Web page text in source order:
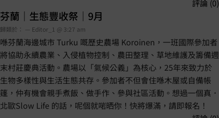
評論 (0)
芬蘭｜生態豐收祭｜9月
歸類於： — Editor_1 @ 3:27 am
喺芬蘭海邊城市 Turku 嘅歷史農場 Koroinen，一班國際參加者
將協助永續農業、入侵植物控制、農田整理、草地維護及籌備週
末村莊慶典活動。農場以「氣候公義」為核心，25年來致力於
生物多樣性與生活生態共存。參加者不但會住喺木屋或自備帳
篷，仲有機會親手煮飯、做手作、參與社區活動。想過一個真．
北歐Slow Life 的話，呢個就啱晒你！快將爆滿，請即報名！